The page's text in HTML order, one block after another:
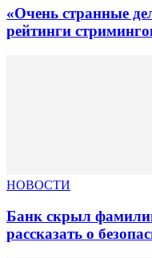
«Очень странные
рейтинги
НОВОСТИ
Банк скрыл
рассказать о